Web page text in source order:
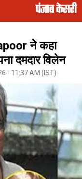
ने कहा
दमदार विलेन
- 11:37 AM (IST)